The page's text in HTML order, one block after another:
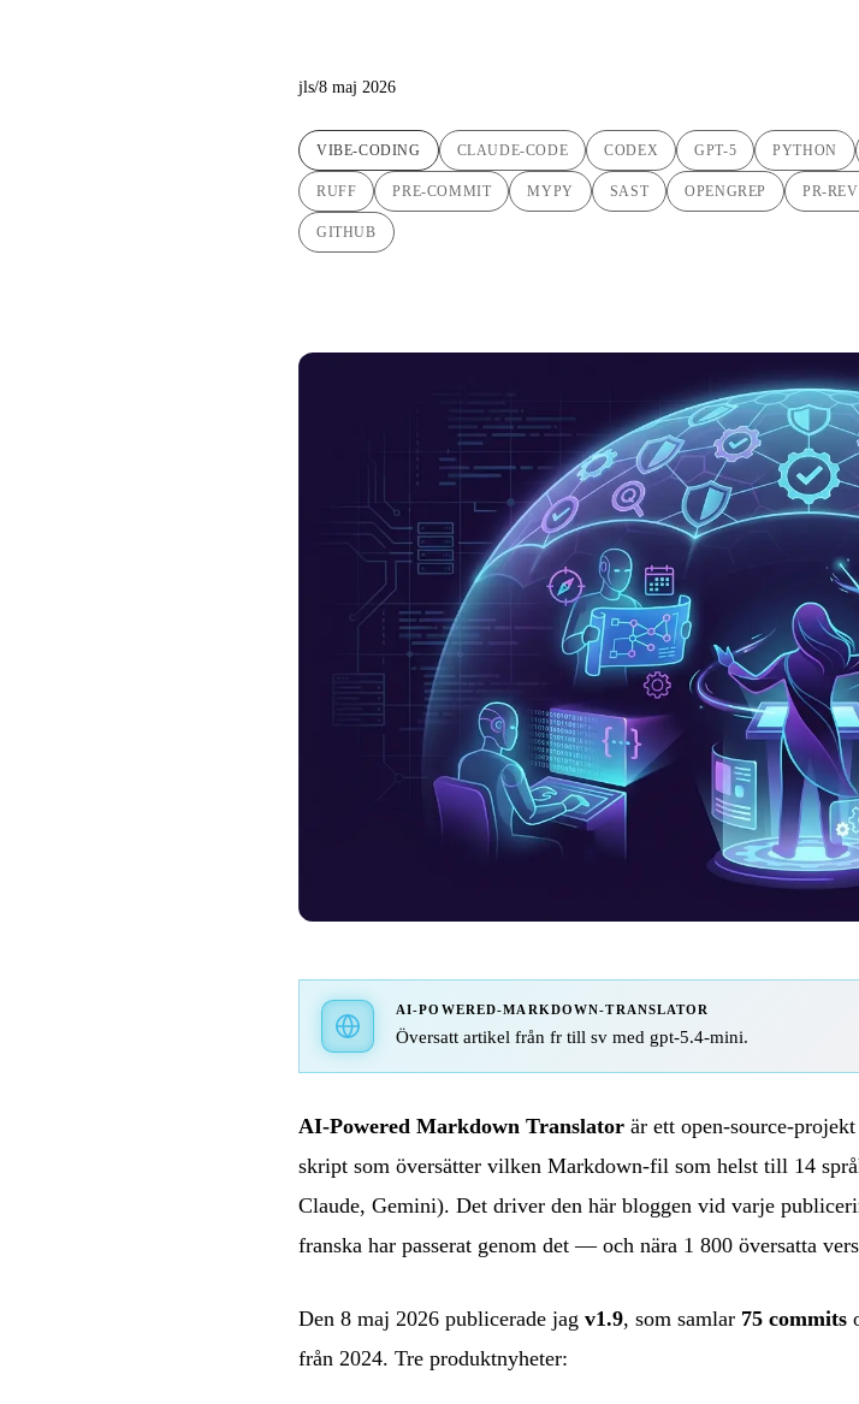
jls/8 maj 2026
VIBE-CODING CLAUDE-CODE CODEX GPT-5 PYTHON
RUFF PRE-COMMIT MYPY SAST OPENGREP PR-
GITHUB
AI-POWERED-MARKDOWN-TRANSLATOR
Översatt artikel från fr till sv med gpt-5.4-mini.
AI-Powered Markdown Translator är ett open-source-
skript som översätter vilken Markdown-fil som helst till 14
Claude, Gemini). Det driver den här bloggen vid varje
franska har passerat genom det — och nära 1 800 översatta
Den 8 maj 2026 publicerade jag v1.9, som samlar 75 commits
från 2024. Tre produktnyheter: